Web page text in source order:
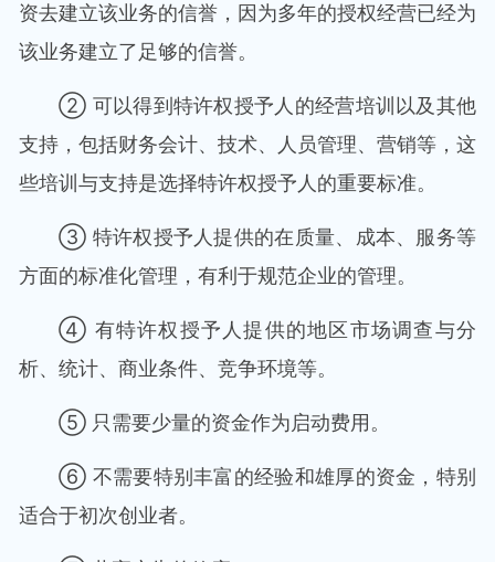
资去建立该业务的信誉，因为多年的授权经营已经为
该业务建立了足够的信誉。
② 可以得到特许权授予人的经营培训以及其他
支持，包括财务会计、技术、人员管理、营销等，这
些培训与支持是选择特许权授予人的重要标准。
③ 特许权授予人提供的在质量、成本、服务等
方面的标准化管理，有利于规范企业的管理。
④ 有特许权授予人提供的地区市场调查与分
析、统计、商业条件、竞争环境等。
⑤ 只需要少量的资金作为启动费用。
⑥ 不需要特别丰富的经验和雄厚的资金，特别
适合于初次创业者。